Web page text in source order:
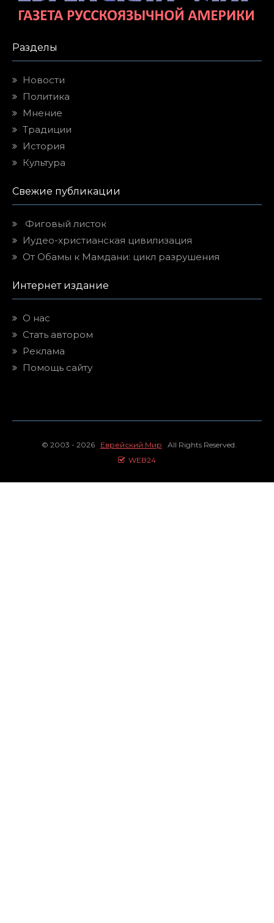
Разделы
Новости
Политика
Мнение
Традиции
История
Культура
Свежие публикации
Фиговый листок
Иудео-христианская цивилизация
От Обамы к Мамдани: цикл разрушения
Интернет издание
О нас
Стать автором
Реклама
Помощь сайту
© 2003 - 2026 Еврейский Мир All Rights Reserved.
WEB24